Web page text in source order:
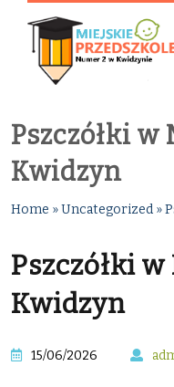
Pszczółki
Kwidzyn
Home »Uncategorized »
Pszczółki
Kwidzyn
15/06/2026